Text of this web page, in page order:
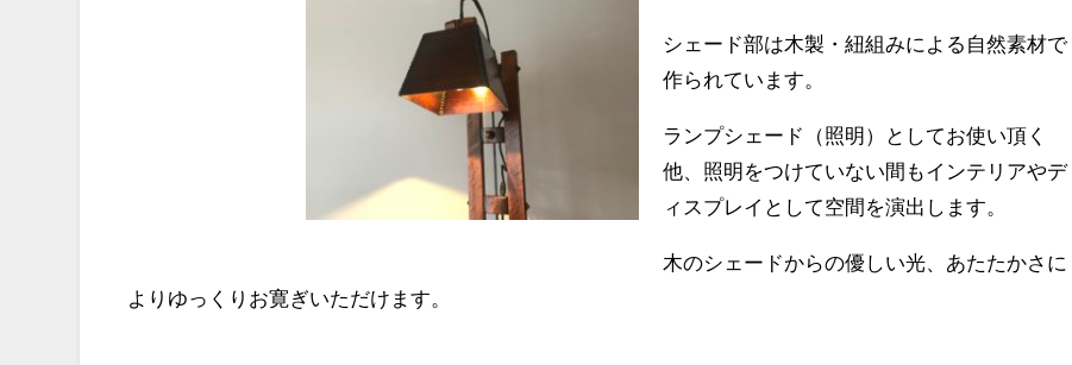
シェード部は木製・紐組みによる自然素材で
作られています。
ランプシェード（照明）としてお使い頂く
他、照明をつけていない間もインテリアやデ
ィスプレイとして空間を演出します。
木のシェードからの優しい光、あたたかさに
よりゆっくりお寛ぎいただけます。